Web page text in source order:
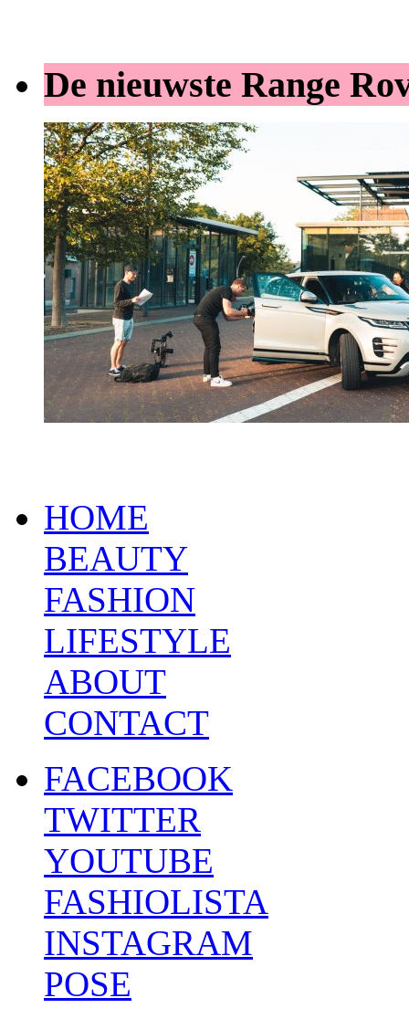
De nieuwste Range
HOME
BEAUTY
FASHION
LIFESTYLE
ABOUT
CONTACT
FACEBOOK
TWITTER
YOUTUBE
FASHIOLISTA
INSTAGRAM
POSE